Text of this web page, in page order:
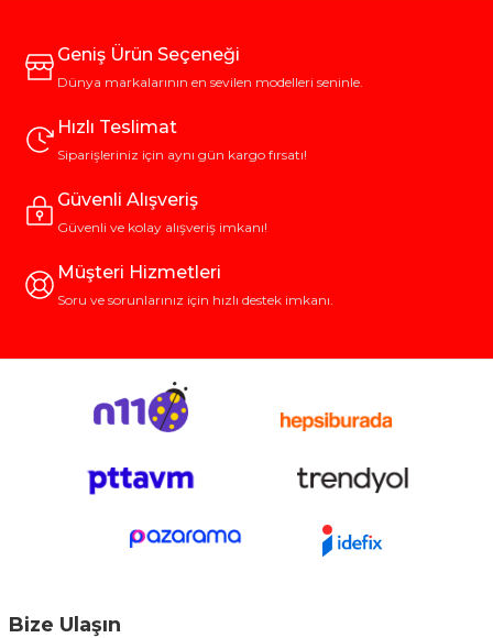
Geniş Ürün Seçeneği
Dünya markalarının en sevilen modelleri seninle.
Hızlı Teslimat
Siparişleriniz için aynı gün kargo fırsatı!
Güvenli Alışveriş
Güvenli ve kolay alışveriş imkanı!
Müşteri Hizmetleri
Soru ve sorunlarınız için hızlı destek imkanı.
Bize Ulaşın